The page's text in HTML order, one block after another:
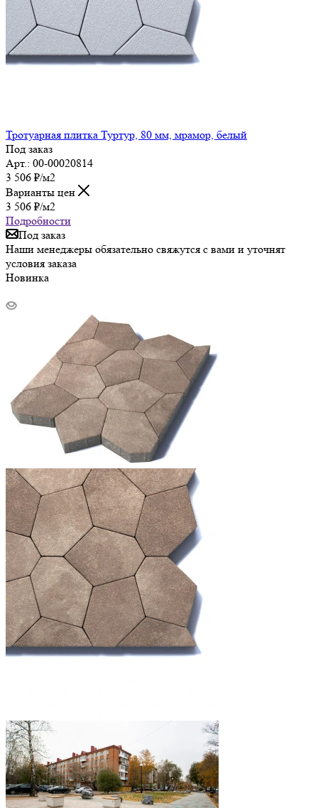
Тротуарная плитка Туртур, 80 мм, мрамор, белый
Под заказ
Арт.: 00-00020814
3 506 ₽/м2
Варианты цен
3 506 ₽/м2
Подробности
Под заказ
Наши менеджеры обязательно свяжутся с вами и уточнят
условия заказа
Новинка